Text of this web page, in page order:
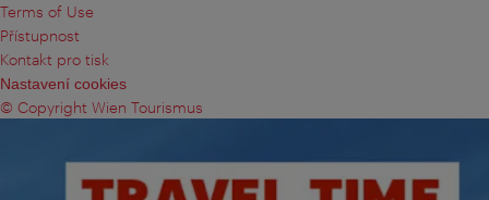
Terms of Use
Přístupnost
Kontakt pro tisk
Nastavení cookies
© Copyright Wien Tourismus